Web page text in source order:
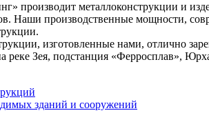
производит металлоконструкции и
Наши производственные мощности,
изготовленные нами, отлично
реке Зея, подстанция «Ферросплав»,
зданий и сооружений